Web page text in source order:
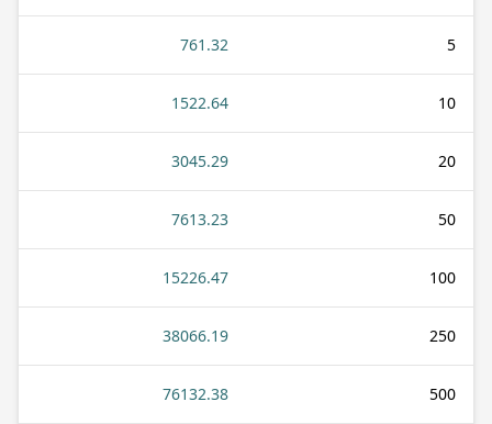
5
761.32
10
1522.64
20
3045.29
50
7613.23
100
15226.47
250
38066.19
500
76132.38